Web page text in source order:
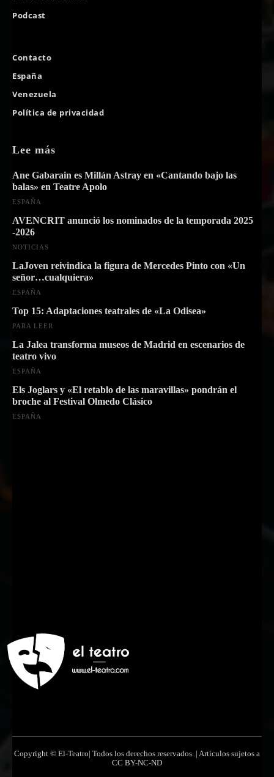
Podcast
Contacto
España
Venezuela
Política de privacidad
Lee más
Ane Gabarain es Millán Astray en «Cantando bajo las
balas» en Teatre Apolo
ESPAÑA
AVENCRIT anunció los nominados de la temporada 2025
-2026
NOTICIAS
LaJoven reivindica la figura de Mercedes Pinto con «Un
señor…cualquiera»
ESPAÑA
Top 15: Adaptaciones teatrales de «La Odisea»
PARA LEER
La Jalea transforma museos de Madrid en escenarios de
teatro vivo
ESPAÑA
Els Joglars y «El retablo de las maravillas» pondrán el
broche al Festival Olmedo Clásico
ESPAÑA
Copyright © El-Teatro| Todos los derechos reservados. | Artículos sujetos a
CC BY-NC-ND